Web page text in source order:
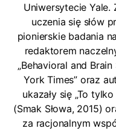
Uniwersytecie Yale.
uczenia się słów
pionierskie badania
redaktorem
„Behavioral and
York Times” oraz
ukazały się „To
(Smak Słowa, 2015)
za racjonalnym